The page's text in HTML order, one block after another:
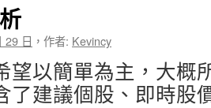
29 日 ， 作者: Kevincy
望以簡單為主，大概
了建議個股、即時